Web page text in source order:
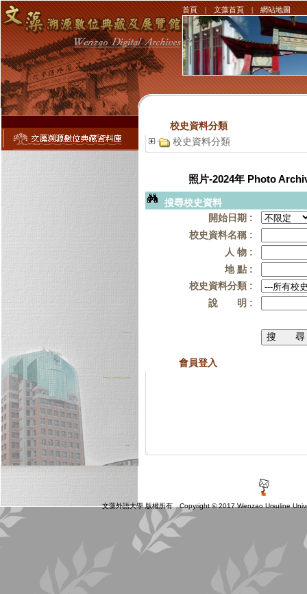
首頁|文藻首頁|網站地圖
校史資料分類
校史資料分類
照片-2024年 Photo
搜尋校史資料
開始日期 :
校史資料名稱 :
人 物 :
地 點 :
校史資料分類 :
說 明 :
會員登入
文藻外語大學 版權所有 Copyright © 2017 Wenzao Ursuline